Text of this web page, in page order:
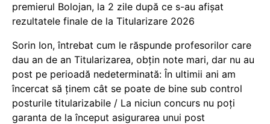
premierul Bolojan, la 2 zile după ce s-au afișat
rezultatele finale de la Titularizare 2026
Sorin Ion, întrebat cum le răspunde profesorilor care
dau an de an Titularizarea, obțin note mari, dar nu au
post pe perioadă nedeterminată: În ultimii ani am
încercat să ținem cât se poate de bine sub control
posturile titularizabile / La niciun concurs nu poți
garanta de la început asigurarea unui post